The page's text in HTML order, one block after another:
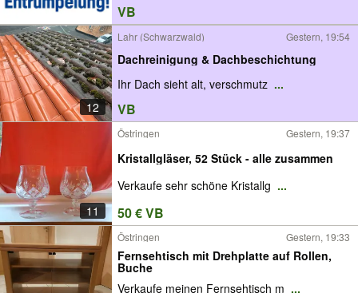
VB
12
Lahr (Schwarzwald) Gestern, 19:54
Dachreinigung & Dachbeschichtung
Ihr Dach sieht alt, verschmutz ...
VB
11
Östringen Gestern, 19:37
Kristallgläser, 52 Stück - alle zusammen
Verkaufe sehr schöne Kristallg ...
50 € VB
Östringen Gestern, 19:33
Fernsehtisch mit Drehplatte auf Rollen,
Buche
Verkaufe meinen Fernsehtisch m ...